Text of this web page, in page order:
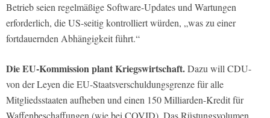
Betrieb seien regelmäßige Software-Updates und Wartungen
erforderlich, die US-seitig kontrolliert würden, „was zu einer
fortdauernden Abhängigkeit führt.“
Die EU-Kommission plant Kriegswirtschaft.Dazu will CDU-
von der Leyen die EU-Staatsverschuldungsgrenze für alle
Mitgliedsstaaten aufheben und einen 150 Milliarden-Kredit für